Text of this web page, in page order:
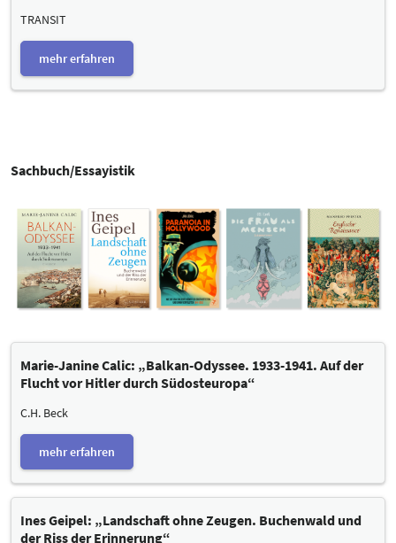
TRANSIT
mehr erfahren
Sachbuch/Essayistik
Marie-Janine Calic: „Balkan-Odyssee. 1933-1941. Auf der
Flucht vor Hitler durch Südosteuropa“
C.H. Beck
mehr erfahren
Ines Geipel: „Landschaft ohne Zeugen. Buchenwald und
der Riss der Erinnerung“